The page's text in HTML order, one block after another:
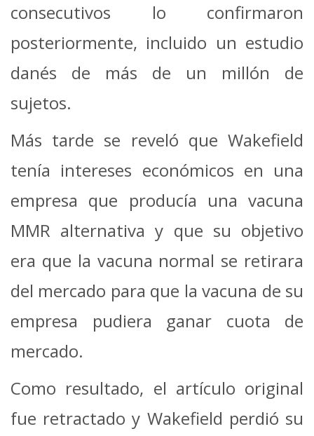
consecutivos lo confirmaron
posteriormente, incluido un estudio
danés de más de un millón de
sujetos.
Más tarde se reveló que Wakefield
tenía intereses económicos en una
empresa que producía una vacuna
MMR alternativa y que su objetivo
era que la vacuna normal se retirara
del mercado para que la vacuna de su
empresa pudiera ganar cuota de
mercado.
Como resultado, el artículo original
fue retractado y Wakefield perdió su